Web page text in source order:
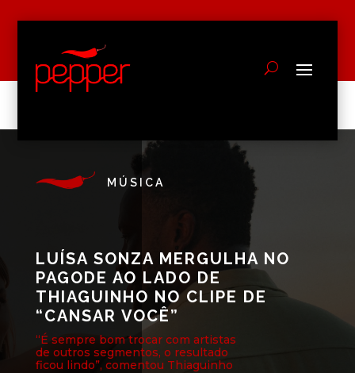
MÚSICA
LUÍSA SONZA MERGULHA NO
PAGODE AO LADO DE
THIAGUINHO NO CLIPE DE
“CANSAR VOCÊ”
“É sempre bom trocar com artistas
de outros segmentos, o resultado
ficou lindo”, comentou Thiaguinho